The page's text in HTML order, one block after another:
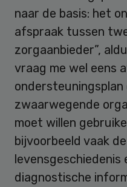
naar de basis: het
afspraak tussen
zorgaanbieder”,
vraag me wel eens
ondersteuningsplan
zwaarwegende
moet willen
bijvoorbeeld vaak
levensgeschiedenis
diagnostische